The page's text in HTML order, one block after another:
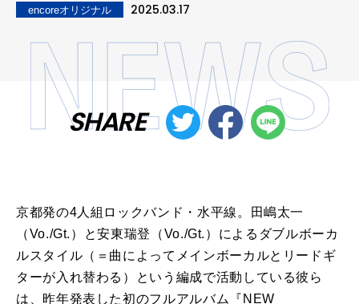
encoreオリジナル 2025.03.17
SHARE
京都発の4人組ロックバンド・水平線。田嶋太一
（Vo./Gt. ）と安東瑞登（Vo./Gt. ）によるダブルボーカ
ルスタイル（＝曲によってメインボーカルとリードギ
ターが入れ替わる）という編成で活動している彼ら
は、昨年発表した初のフルアルバム『 NEW